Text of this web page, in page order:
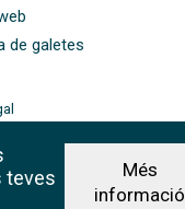
de galetes
Commons 4.0
teves
Més
informació